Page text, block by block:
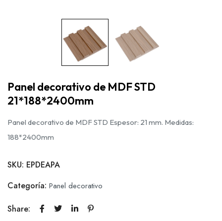
Panel decorativo de MDF STD
21*188*2400mm
Panel decorativo de MDF STD Espesor: 21 mm. Medidas:
188*2400mm
SKU: EPDEAPA
Categoría: Panel decorativo
Share: